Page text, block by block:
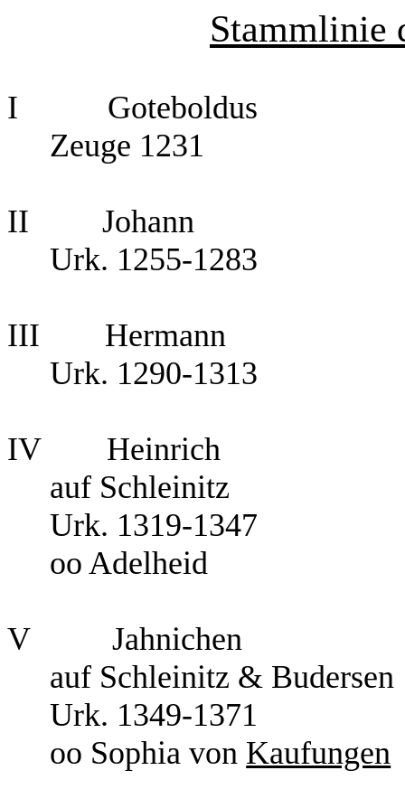
Stammlinie
I
Goteboldus
Zeuge 1231
II
Johann
Urk. 1255-1283
III
Hermann
Urk. 1290-1313
IV
Heinrich
auf Schleinitz
Urk. 1319-1347
oo Adelheid
V
Jahnichen
auf Schleinitz & Budersen
Urk. 1349-1371
oo Sophia von Kaufungen